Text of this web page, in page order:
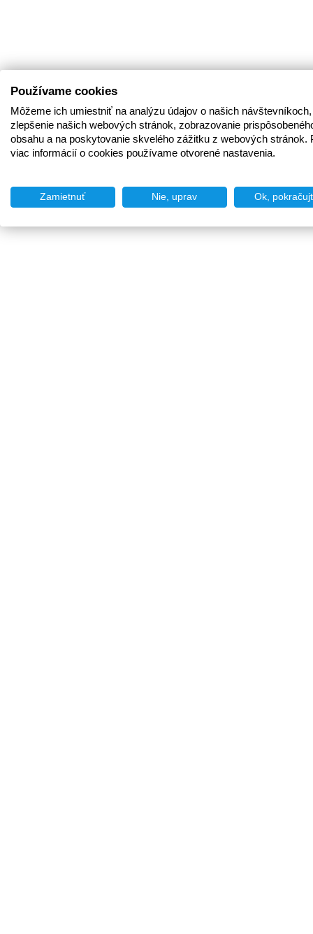
Používame cookies
Môžeme ich umiestniť na analýzu údajov o našich
zlepšenie našich webových stránok, zobrazovanie
obsahu a na poskytovanie skvelého zážitku z webových stránok.
viac informácií o cookies používame otvorené nastavenia.
Zamietnuť Nie, uprav Ok,